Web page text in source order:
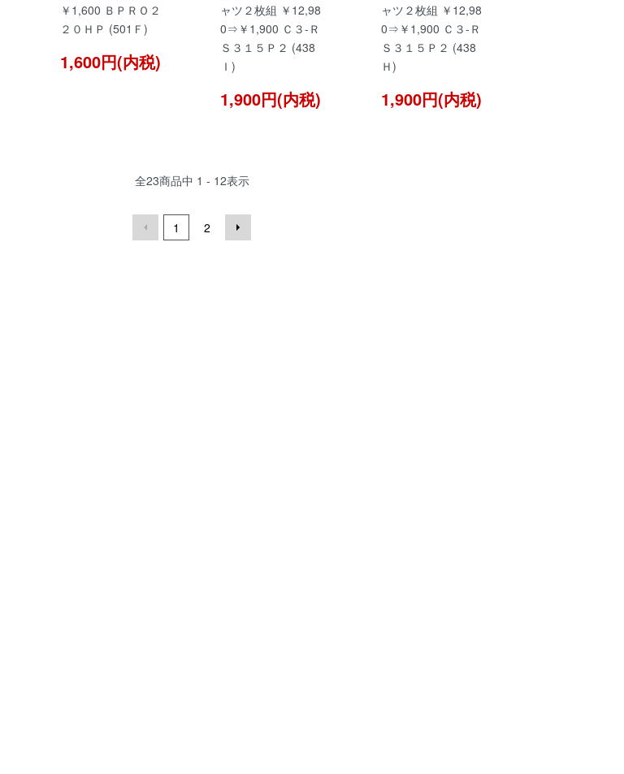
￥1,600 ＢＰＲＯ２
２０ＨＰ (501Ｆ)
1,600円(内税)
ャツ２枚組 ￥12,98
0⇒￥1,900 Ｃ３-Ｒ
Ｓ３１５Ｐ２ (438
Ｉ)
1,900円(内税)
ャツ２枚組 ￥12,98
0⇒￥1,900 Ｃ３-Ｒ
Ｓ３１５Ｐ２ (438
Ｈ)
1,900円(内税)
全23商品中 1 - 12表示
1 2